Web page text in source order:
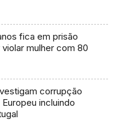
fica em prisão
mulher com 80
corrupção
incluindo